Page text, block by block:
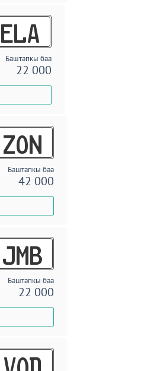
ELA
Баштапкы баа
22 000
ZON
Баштапкы баа
42 000
JMB
Баштапкы баа
22 000
VOD